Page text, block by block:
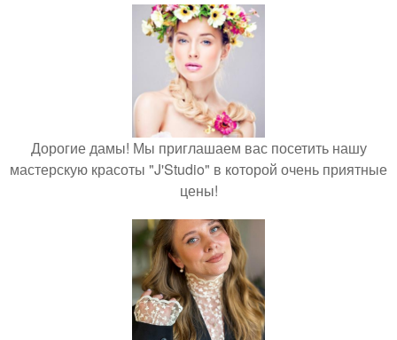
Дорогие дамы! Мы приглашаем вас посетить нашу
мастерскую красоты "J'Studio" в которой очень приятные
цены!